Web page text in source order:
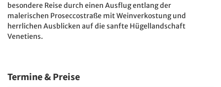
besondere Reise durch einen Ausflug entlang der
malerischen Proseccostraße mit Weinverkostung und
herrlichen Ausblicken auf die sanfte Hügellandschaft
Venetiens.
Termine & Preise